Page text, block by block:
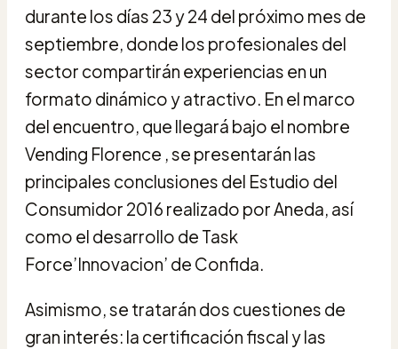
durante los días 23 y 24 del próximo mes de
septiembre, donde los profesionales del
sector compartirán experiencias en un
formato dinámico y atractivo. En el marco
del encuentro, que llegará bajo el nombre
Vending Florence , se presentarán las
principales conclusiones del Estudio del
Consumidor 2016 realizado por Aneda, así
como el desarrollo de Task
Force’Innovacion’ de Confida.
Asimismo, se tratarán dos cuestiones de
gran interés: la certificación fiscal y las